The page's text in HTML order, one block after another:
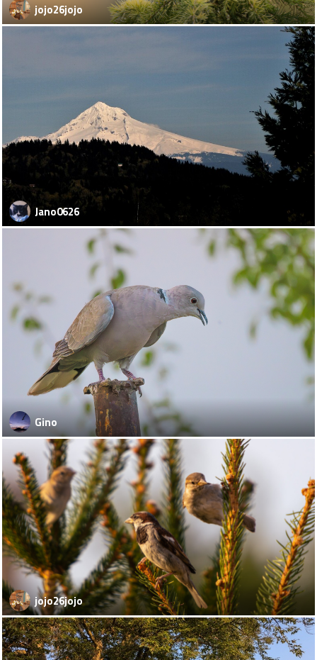
jojo26jojo
Jano0626
Gino
jojo26jojo